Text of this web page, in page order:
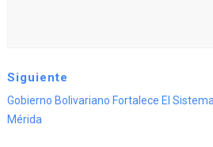
Siguiente
Gobierno Bolivariano Fortalece El
Mérida